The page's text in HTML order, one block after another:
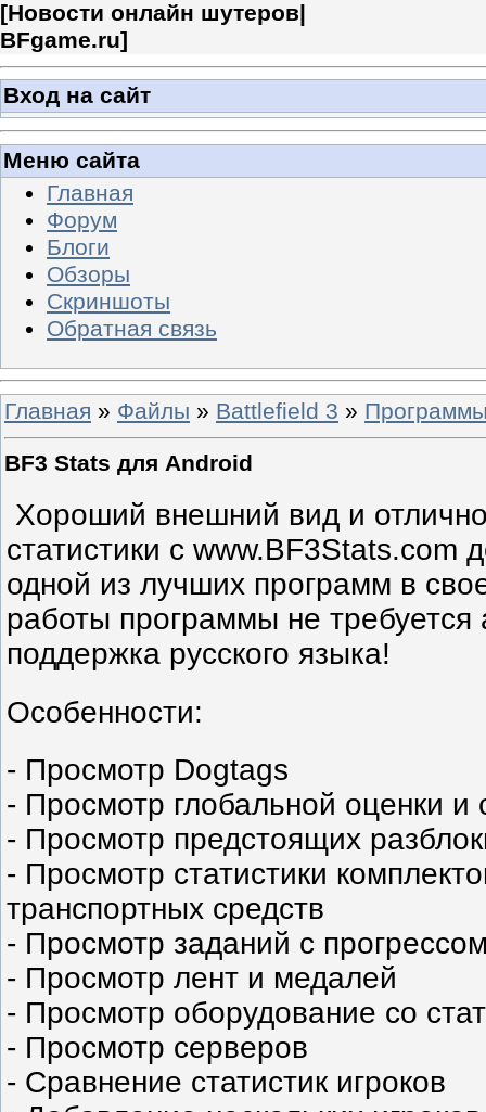
[Новости онлайн шутеров|
BFgame.ru]
Вход на сайт
Меню сайта
Главная
Форум
Блоги
Обзоры
Скриншоты
Обратная связь
Главная » Файлы » Battlefield 3 »
BF3 Stats для Android
Хороший внешний вид и
статистики с www.BF3Stats.com
одной из лучших программ в
работы программы не требуется
поддержка русского языка!
Особенности:
- Просмотр Dogtags
- Просмотр глобальной оценки и
- Просмотр предстоящих
- Просмотр статистики
транспортных средств
- Просмотр заданий с
- Просмотр лент и медалей
- Просмотр оборудование со
- Просмотр серверов
- Сравнение статистик игроков